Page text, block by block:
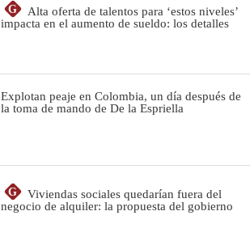
G
Alta oferta de talentos para ‘estos niveles’
impacta en el aumento de sueldo: los detalles
Explotan peaje en Colombia, un día después de
la toma de mando de De la Espriella
G
Viviendas sociales quedarían fuera del
negocio de alquiler: la propuesta del gobierno